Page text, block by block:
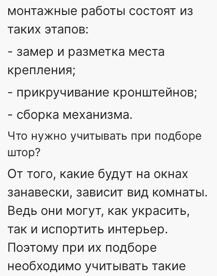
монтажные работы состоят из
таких этапов:
- замер и разметка места
крепления;
- прикручивание кронштейнов;
- сборка механизма.
Что нужно учитывать при подборе
штор?
От того, какие будут на окнах
занавески, зависит вид комнаты.
Ведь они могут, как украсить,
так и испортить интерьер.
Поэтому при их подборе
необходимо учитывать такие